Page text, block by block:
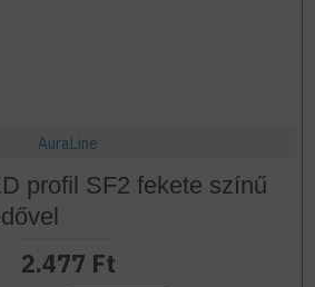
AuraLine
profil SF2 fekete színű
2.477 Ft